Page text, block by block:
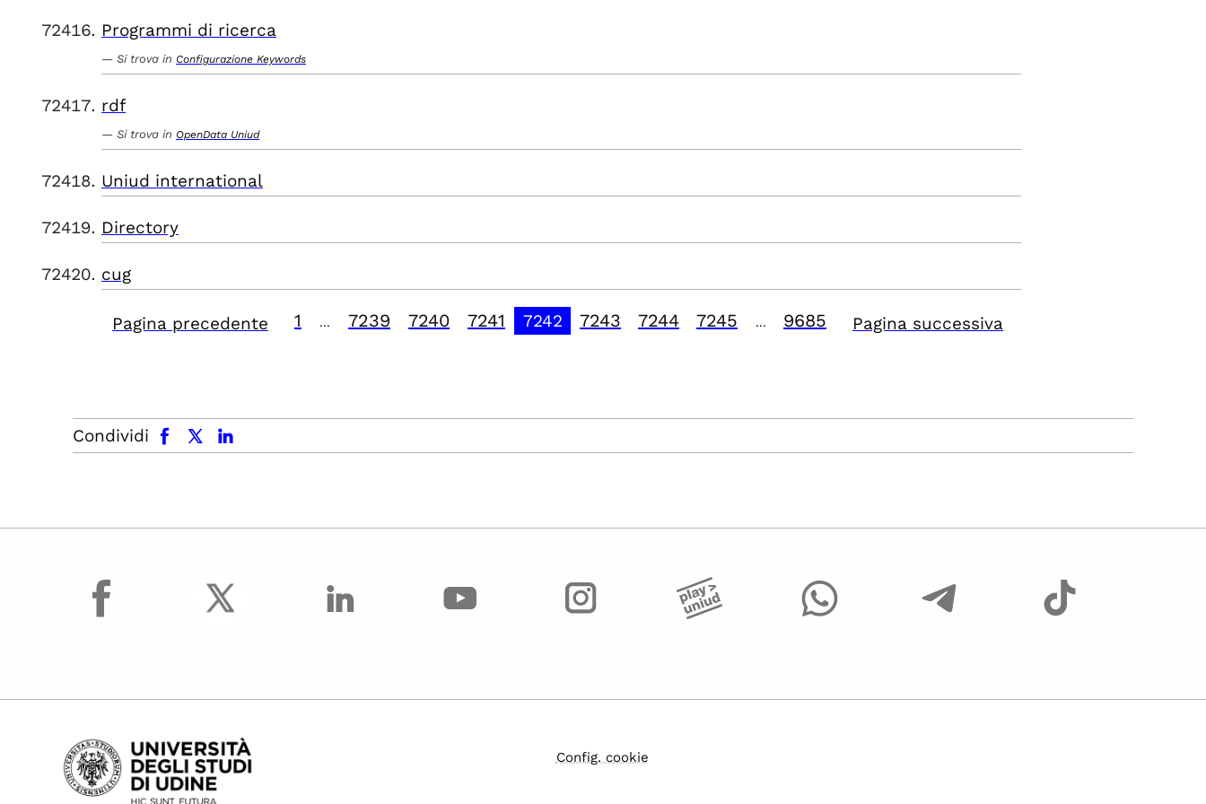
Programmi di ricerca
Si trova in Configurazione Keywords
rdf
Si trova in OpenData Uniud
Uniud international
Directory
cug
Pagina precedente 1 7239 7240 7241 7242 7243 7244 7245 9685 Pagina successiva
Condividi
facebook x.com linkedin
facebook
Config. cookie